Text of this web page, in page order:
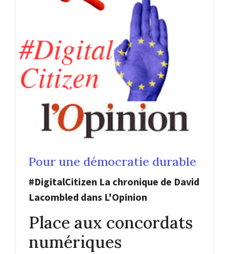
Pour une démocratie durable
#DigitalCitizen La chronique de David
Lacombled dans L'Opinion
Place aux concordats
numériques